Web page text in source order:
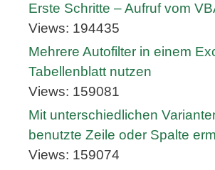
Erste Schritte – Aufruf vom
Views: 194435
Mehrere Autofilter in einem
Tabellenblatt nutzen
Views: 159081
Mit unterschiedlichen
benutzte Zeile oder Spalte
Views: 159074